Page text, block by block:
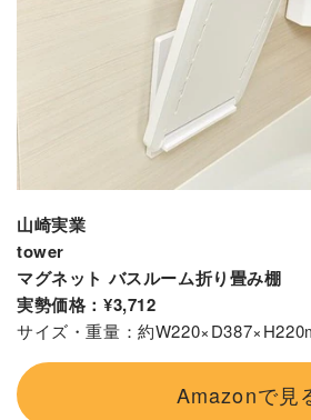
山崎実業
tower
マグネット バスルーム折り畳み棚
実勢価格：¥3,712
サイズ・重量：約
Amazonで見